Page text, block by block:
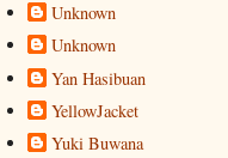
Unknown
Unknown
Yan Hasibuan
YellowJacket
Yuki Buwana